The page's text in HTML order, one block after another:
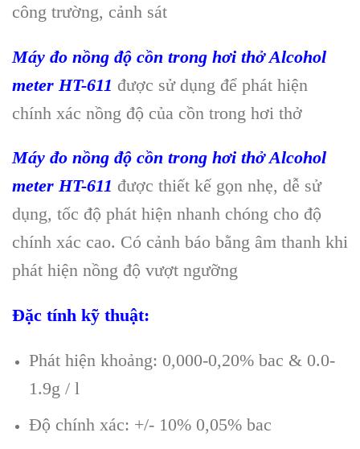
công trường, cảnh sát
Máy đo nồng độ cồn trong hơi thở Alcohol
meter HT-611 được sử dụng để phát hiện
chính xác nồng độ của cồn trong hơi thở
Máy đo nồng độ cồn trong hơi thở Alcohol
meter HT-611 được thiết kế gọn nhẹ, dễ sử
dụng, tốc độ phát hiện nhanh chóng cho độ
chính xác cao. Có cảnh báo bằng âm thanh khi
phát hiện nồng độ vượt ngưỡng
Đặc tính kỹ thuật:
Phát hiện khoảng: 0,000-0,20% bac & 0.0-
1.9g / l
Độ chính xác: +/- 10% 0,05% bac